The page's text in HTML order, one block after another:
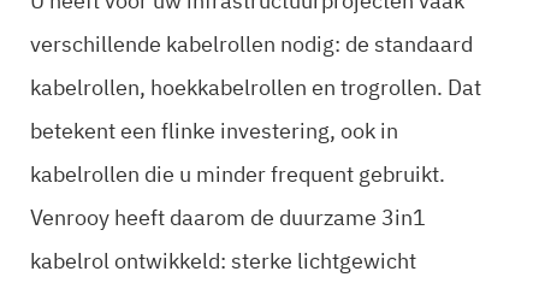
Over ons
Blog
verschillende kabelrollen nodig: de standaard
kabelrollen, hoekkabelrollen en trogrollen. Dat
betekent een flinke investering, ook in
kabelrollen die u minder frequent gebruikt.
Venrooy heeft daarom de duurzame 3in1
kabelrol ontwikkeld: sterke lichtgewicht